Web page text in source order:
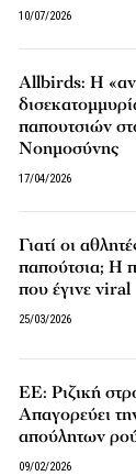
10/07/2026
Allbirds: Η
παπουτσιών
Νοημοσύνης
17/04/2026
Γιατί οι
παπούτσια; Η
που έγινε viral
25/03/2026
ΕΕ: Ριζική
Απαγορεύει
απούλητων
09/02/2026